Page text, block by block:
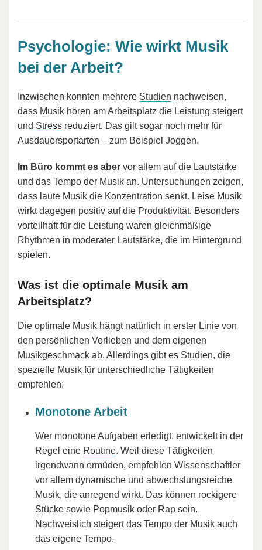
Psychologie: Wie wirkt Musik
bei der Arbeit?
Inzwischen konnten mehrere Studien nachweisen,
dass Musik hören am Arbeitsplatz die Leistung steigert
und Stress reduziert. Das gilt sogar noch mehr für
Ausdauersportarten – zum Beispiel Joggen.
Im Büro kommt es aber vor allem auf die Lautstärke
und das Tempo der Musik an. Untersuchungen zeigen,
dass laute Musik die Konzentration senkt. Leise Musik
wirkt dagegen positiv auf die Produktivität. Besonders
vorteilhaft für die Leistung waren gleichmäßige
Rhythmen in moderater Lautstärke, die im Hintergrund
spielen.
Was ist die optimale Musik am
Arbeitsplatz?
Die optimale Musik hängt natürlich in erster Linie von
den persönlichen Vorlieben und dem eigenen
Musikgeschmack ab. Allerdings gibt es Studien, die
spezielle Musik für unterschiedliche Tätigkeiten
empfehlen:
Monotone Arbeit
Wer monotone Aufgaben erledigt, entwickelt in der
Regel eine Routine. Weil diese Tätigkeiten
irgendwann ermüden, empfehlen Wissenschaftler
vor allem dynamische und abwechslungsreiche
Musik, die anregend wirkt. Das können rockigere
Stücke sowie Popmusik oder Rap sein.
Nachweislich steigert das Tempo der Musik auch
das eigene Tempo.